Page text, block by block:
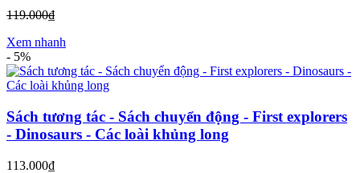
119.000₫
Xem nhanh
- 5%
Sách tương tác - Sách chuyển động - First explorers
- Dinosaurs - Các loài khủng long
113.000₫